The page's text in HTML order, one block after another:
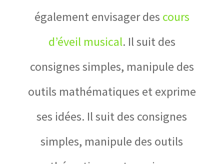
également envisager des cours
d’éveil musical. Il suit des
consignes simples, manipule des
outils mathématiques et exprime
ses idées. Il suit des consignes
simples, manipule des outils